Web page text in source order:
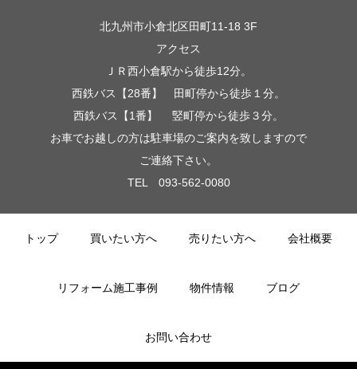
北九州市小倉北区田町11-18 3F
アクセス
ＪＲ西小倉駅から徒歩12分。
西鉄バス【28番】 田町停から徒歩１分。
西鉄バス【1番】 竪町停から徒歩３分。
お車でお越しの方は駐車場のご案内を致しますので
ご連絡下さい。
TEL 093-562-0080
トップ 買いたい方へ 売りたい方へ 会社概要
リフォーム施工事例 物件情報 ブログ
お問い合わせ